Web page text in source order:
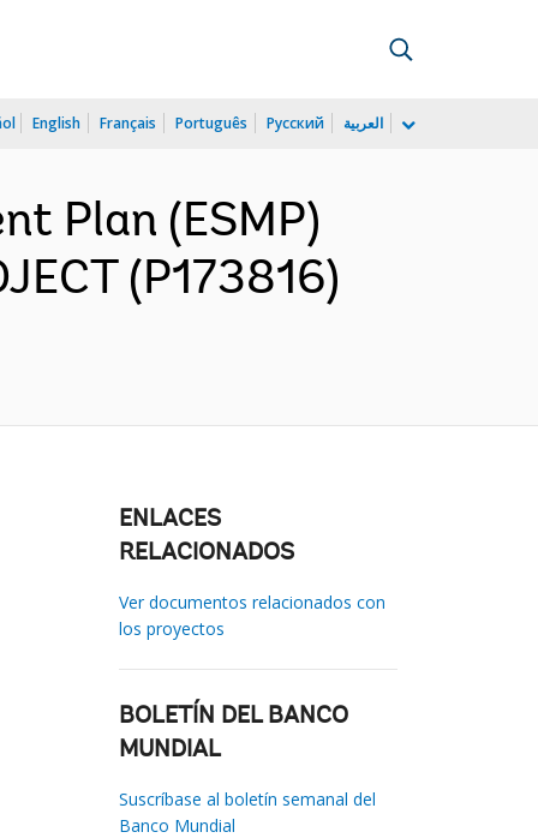
English Français Português Русский العربية
Plan (ESMP)
(P173816)
ENLACES
RELACIONADOS
Ver documentos relacionados con
los proyectos
BOLETÍN DEL BANCO
MUNDIAL
Suscríbase al boletín semanal del
Banco Mundial